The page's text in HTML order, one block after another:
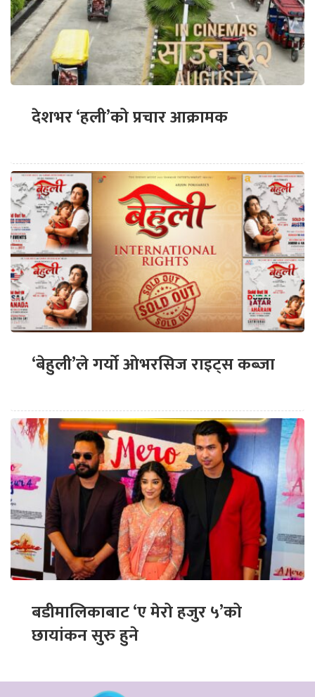
देशभर ‘हली’को प्रचार आक्रामक
‘बेहुली’ले गर्यो ओभरसिज राइट्स कब्जा
बडीमालिकाबाट ‘ए मेरो हजुर ५’को
छायांकन सुरु हुने